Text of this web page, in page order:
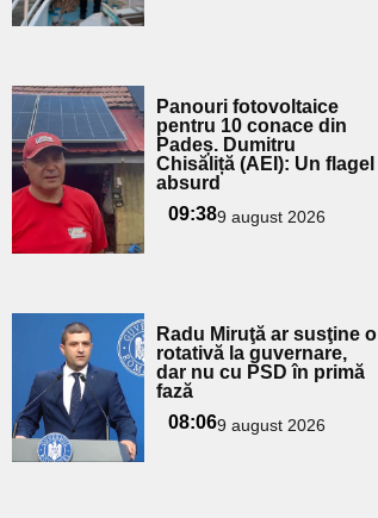
Adaugă
aici textul
pentru
subtitlu
Panouri fotovoltaice
pentru 10 conace din
Padeș. Dumitru
Chisăliță (AEI): Un flagel
absurd
09:389 august 2026
Adaugă
aici textul
pentru
subtitlu
Radu Miruţă ar susţine o
rotativă la guvernare,
dar nu cu PSD în primă
fază
08:069 august 2026